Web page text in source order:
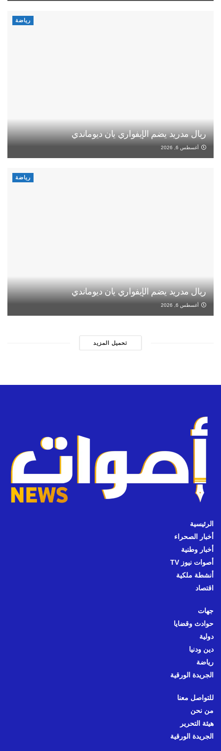
رياضة
ريال مدريد يضم الإيفواري يان ديوماندي
أغسطس 6, 2026
رياضة
ريال مدريد يضم الإيفواري يان ديوماندي
أغسطس 6, 2026
تحميل المزيد
الرئيسية
أخبار الصحراء
أخبار وطنية
أصوات نيوز TV
أنشطة ملكية
اقتصاد
جهات
حوادث وقضايا
دولية
دين ودنيا
رياضة
الجريدة الورقية
للتواصل معنا
من نحن
هيئة التحرير
الجريدة الورقية